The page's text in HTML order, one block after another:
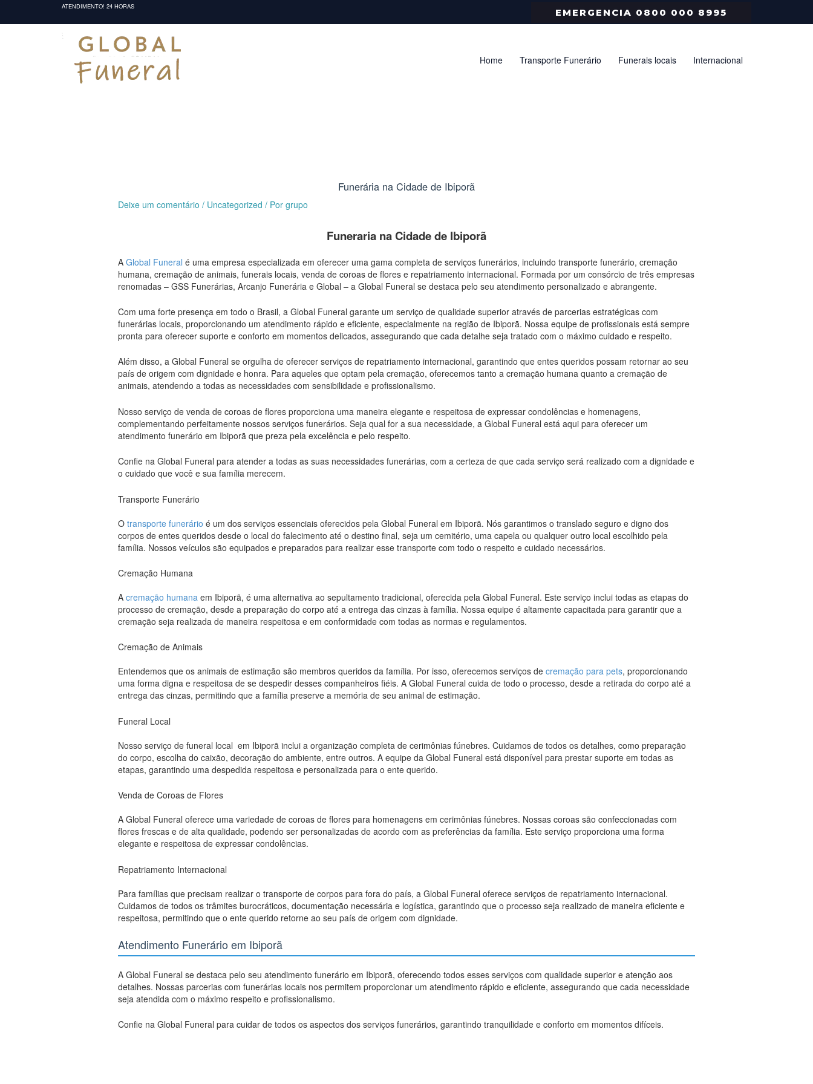
ATENDIMENTO! 24 HORAS
EMERGENCIA 0800 000 8995
Home Transporte Funerário Funerais locais Internacional
Funerária na Cidade de Ibiporã
Deixe um comentário / Uncategorized / Porgrupo
Funeraria na Cidade de Ibiporã
AGlobal Funeral é uma empresa especializada em oferecer uma gama completa de serviços funerários, incluindo transporte funerário, cremação
humana, cremação de animais, funerais locais, venda de coroas de flores e repatriamento internacional. Formada por um consórcio de três empresas
renomadas – GSS Funerárias, Arcanjo Funerária e Global – a Global Funeral se destaca pelo seu atendimento personalizado e abrangente.
Com uma forte presença em todo o Brasil, a Global Funeral garante um serviço de qualidade superior através de parcerias estratégicas com
funerárias locais, proporcionando um atendimento rápido e eficiente, especialmente na região de Ibiporã. Nossa equipe de profissionais está sempre
pronta para oferecer suporte e conforto em momentos delicados, assegurando que cada detalhe seja tratado com o máximo cuidado e respeito.
Além disso, a Global Funeral se orgulha de oferecer serviços de repatriamento internacional, garantindo que entes queridos possam retornar ao seu
país de origem com dignidade e honra. Para aqueles que optam pela cremação, oferecemos tanto a cremação humana quanto a cremação de
animais, atendendo a todas as necessidades com sensibilidade e profissionalismo.
Nosso serviço de venda de coroas de flores proporciona uma maneira elegante e respeitosa de expressar condolências e homenagens,
complementando perfeitamente nossos serviços funerários. Seja qual for a sua necessidade, a Global Funeral está aqui para oferecer um
atendimento funerário em Ibiporã que preza pela excelência e pelo respeito.
Confie na Global Funeral para atender a todas as suas necessidades funerárias, com a certeza de que cada serviço será realizado com a dignidade e
o cuidado que você e sua família merecem.
Transporte Funerário
Otransporte funerário é um dos serviços essenciais oferecidos pela Global Funeral em Ibiporã. Nós garantimos o translado seguro e digno dos
corpos de entes queridos desde o local do falecimento até o destino final, seja um cemitério, uma capela ou qualquer outro local escolhido pela
família. Nossos veículos são equipados e preparados para realizar esse transporte com todo o respeito e cuidado necessários.
Cremação Humana
Acremação humana em Ibiporã, é uma alternativa ao sepultamento tradicional, oferecida pela Global Funeral. Este serviço inclui todas as etapas do
processo de cremação, desde a preparação do corpo até a entrega das cinzas à família. Nossa equipe é altamente capacitada para garantir que a
cremação seja realizada de maneira respeitosa e em conformidade com todas as normas e regulamentos.
Cremação de Animais
Entendemos que os animais de estimação são membros queridos da família. Por isso, oferecemos serviços decremação para pets, proporcionando
uma forma digna e respeitosa de se despedir desses companheiros fiéis. A Global Funeral cuida de todo o processo, desde a retirada do corpo até a
entrega das cinzas, permitindo que a família preserve a memória de seu animal de estimação.
Funeral Local
Nosso serviço de funeral local em Ibiporã inclui a organização completa de cerimônias fúnebres. Cuidamos de todos os detalhes, como preparação
do corpo, escolha do caixão, decoração do ambiente, entre outros. A equipe da Global Funeral está disponível para prestar suporte em todas as
etapas, garantindo uma despedida respeitosa e personalizada para o ente querido.
Venda de Coroas de Flores
A Global Funeral oferece uma variedade de coroas de flores para homenagens em cerimônias fúnebres. Nossas coroas são confeccionadas com
flores frescas e de alta qualidade, podendo ser personalizadas de acordo com as preferências da família. Este serviço proporciona uma forma
elegante e respeitosa de expressar condolências.
Repatriamento Internacional
Para famílias que precisam realizar o transporte de corpos para fora do país, a Global Funeral oferece serviços de repatriamento internacional.
Cuidamos de todos os trâmites burocráticos, documentação necessária e logística, garantindo que o processo seja realizado de maneira eficiente e
respeitosa, permitindo que o ente querido retorne ao seu país de origem com dignidade.
Atendimento Funerário em Ibiporã
A Global Funeral se destaca pelo seu atendimento funerário em Ibiporã, oferecendo todos esses serviços com qualidade superior e atenção aos
detalhes. Nossas parcerias com funerárias locais nos permitem proporcionar um atendimento rápido e eficiente, assegurando que cada necessidade
seja atendida com o máximo respeito e profissionalismo.
Confie na Global Funeral para cuidar de todos os aspectos dos serviços funerários, garantindo tranquilidade e conforto em momentos difíceis.